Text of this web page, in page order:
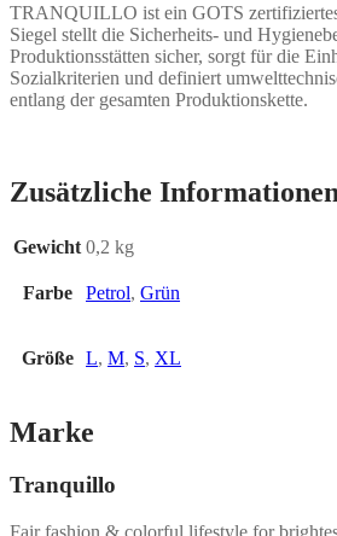
TRANQUILLO ist ein GOTS
Siegel stellt die Sicherheits- und
Produktionsstätten sicher, sorgt für die
Sozialkriterien und definiert
entlang der gesamten Produktionskette.
Zusätzliche Informationen
Gewicht 0,2 kg
Farbe Petrol, Grün
Größe L, M, S, XL
Marke
Tranquillo